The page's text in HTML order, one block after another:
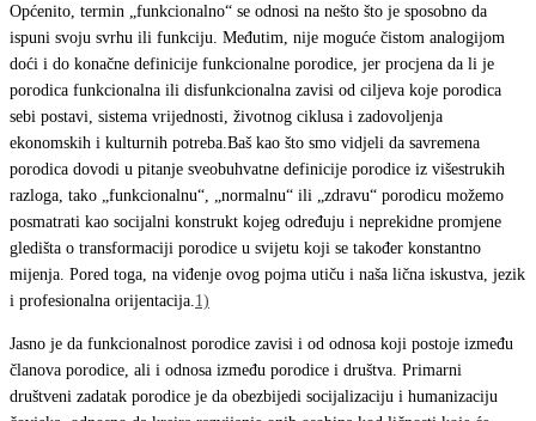
Općenito, termin „funkcionalno“ se odnosi na nešto što je sposobno da
ispuni svoju svrhu ili funkciju. Međutim, nije moguće čistom analogijom
doći i do konačne definicije funkcionalne porodice, jer procjena da li je
porodica funkcionalna ili disfunkcionalna zavisi od ciljeva koje porodica
sebi postavi, sistema vrijednosti, životnog ciklusa i zadovoljenja
ekonomskih i kulturnih potreba.Baš kao što smo vidjeli da savremena
porodica dovodi u pitanje sveobuhvatne definicije porodice iz višestrukih
razloga, tako „funkcionalnu“, „normalnu“ ili „zdravu“ porodicu možemo
posmatrati kao socijalni konstrukt kojeg određuju i neprekidne promjene
gledišta o transformaciji porodice u svijetu koji se također konstantno
mijenja. Pored toga, na viđenje ovog pojma utiču i naša lična iskustva, jezik
i profesionalna orijentacija. 1)
Jasno je da funkcionalnost porodice zavisi i od odnosa koji postoje između
članova porodice, ali i odnosa između porodice i društva. Primarni
društveni zadatak porodice je da obezbijedi socijalizaciju i humanizaciju